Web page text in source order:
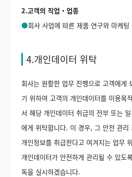
2.고객의 직업・업종
●회사 사업에 따른 제품 연구와 마케
4.개인데이터 위탁
회사는 원활한 업무 진행으로 고객에게
기 위하여 고객의 개인데이터를 이용목
서 해당 개인데이터 취급의 전부 또는
에게 위탁합니다. 이 경우, 그 안전 관리
개인정보를 취급한다고 여겨지는 업무
개인데이터가 안전하게 관리될 수 있도
독을 실시하겠습니다.